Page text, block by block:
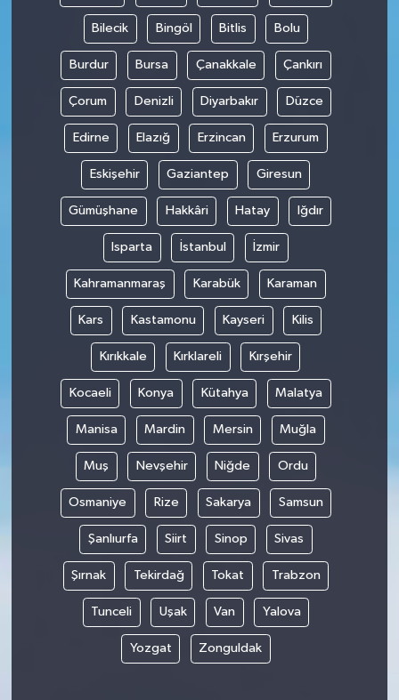
Bilecik Bingöl Bitlis Bolu
Burdur Bursa Çanakkale Çankırı
Çorum Denizli Diyarbakır Düzce
Edirne Elazığ Erzincan Erzurum
Eskişehir Gaziantep Giresun
Gümüşhane Hakkâri Hatay Iğdır
Isparta İstanbul İzmir
Kahramanmaraş Karabük Karaman
Kars Kastamonu Kayseri Kilis
Kırıkkale Kırklareli Kırşehir
Kocaeli Konya Kütahya Malatya
Manisa Mardin Mersin Muğla
Muş Nevşehir Niğde Ordu
Osmaniye Rize Sakarya Samsun
Şanlıurfa Siirt Sinop Sivas
Şırnak Tekirdağ Tokat Trabzon
Tunceli Uşak Van Yalova
Yozgat Zonguldak